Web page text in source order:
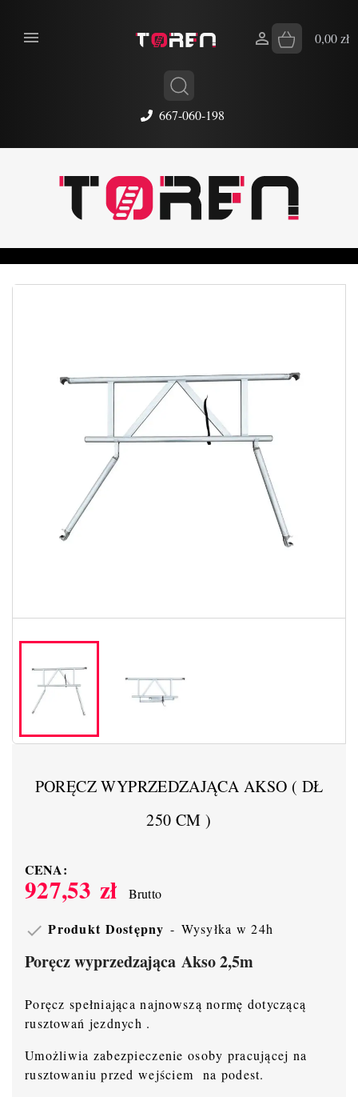
667-060-198
 0,00 zł

PORĘCZ WYPRZEDZAJĄCA AKSO ( DŁ
250 CM )
CENA:
927,53 zł Brutto
 Produkt Dostępny Wysyłka w 24h
Poręcz wyprzedzająca Akso 2,5m
Poręcz spełniająca najnowszą normę dotyczącą
rusztowań jezdnych .
Umożliwia zabezpieczenie osoby pracującej na
rusztowaniu przed wejściem na podest.